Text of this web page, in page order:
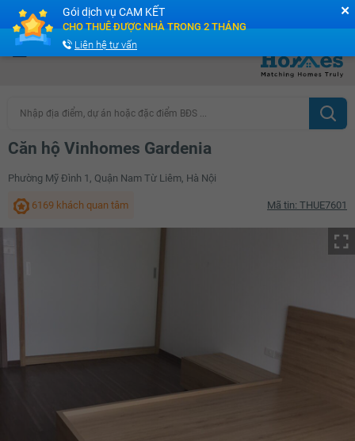
Cộng đồng Môi giới bPRO
Nhập địa điểm, dự án hoặc đặc điểm BĐS ...
Căn hộ Vinhomes Gardenia
Phường Mỹ Đình 1, Quận Nam Từ Liêm, Hà Nội
6169 khách quan tâm Mã tin: THUE7601
✕
Gói dịch vụ CAM KẾT
CHO THUÊ ĐƯỢC NHÀ TRONG 2 THÁNG
Liên hệ tư vấn